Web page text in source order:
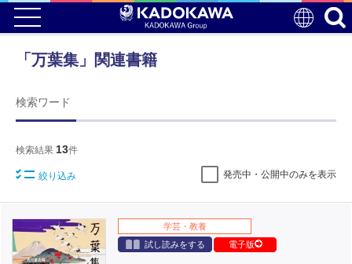
「万葉集」関連書籍
検索ワード
検索結果 13件
絞り込み 発売中・公開中のみを表示
学芸・教養
試し読みをする
電子版